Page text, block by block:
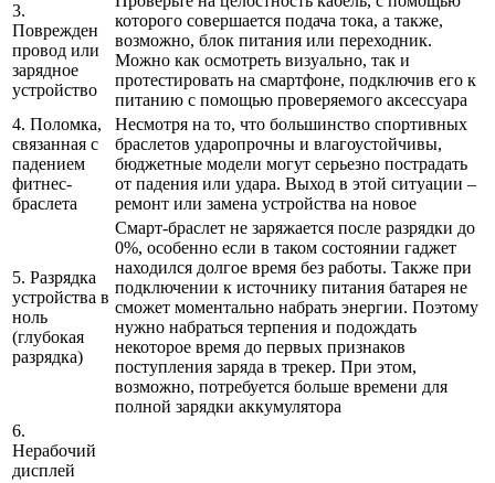
3.
Поврежден
провод или
зарядное
устройство
которого совершается подача тока, а также,
возможно, блок питания или переходник.
Можно как осмотреть визуально, так и
протестировать на смартфоне, подключив его к
питанию с помощью проверяемого аксессуара
4. Поломка,
связанная с
падением
фитнес-
браслета
Несмотря на то, что большинство спортивных
браслетов ударопрочны и влагоустойчивы,
бюджетные модели могут серьезно пострадать
от падения или удара. Выход в этой ситуации –
ремонт или замена устройства на новое
5. Разрядка
устройства в
ноль
(глубокая
разрядка)
Смарт-браслет не заряжается после разрядки до
0%, особенно если в таком состоянии гаджет
находился долгое время без работы. Также при
подключении к источнику питания батарея не
сможет моментально набрать энергии. Поэтому
нужно набраться терпения и подождать
некоторое время до первых признаков
поступления заряда в трекер. При этом,
возможно, потребуется больше времени для
полной зарядки аккумулятора
6.
Нерабочий
дисплей